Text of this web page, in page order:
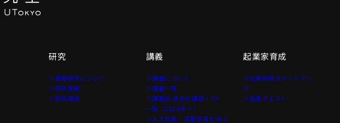
研究
＞基礎研究について
＞研究業績
＞研究環境
講義
＞講義について
＞講義一覧
＞講義別 過去の講師・TA
一覧（2020年〜）
＞人工知能・深層学習を学ぶ
起業家育成
＞松尾研発スタートアッ
プ
＞起業クエスト